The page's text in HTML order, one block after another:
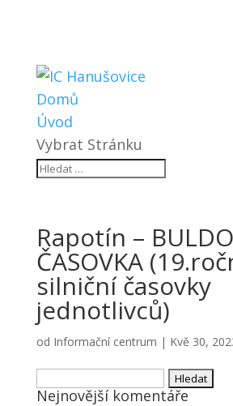
Domů
Úvod
Vybrat Stránku
Rapotín –
ČASOVKA
silniční časovky
jednotlivců)
od Informační centrum | Kvě 30,
Vyhledávání
Nejnovější komentáře